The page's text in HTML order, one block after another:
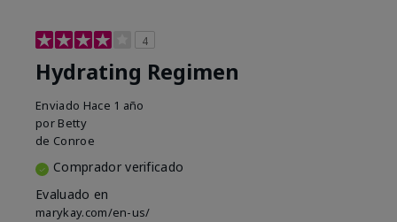
4
Hydrating Regimen
Enviado Hace 1 año
por Betty
de Conroe
Comprador verificado
Evaluado en
marykay.com/en-us/